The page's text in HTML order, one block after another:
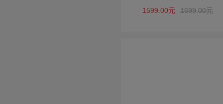
络 智能 液晶电视
1599.00元 1699.00元